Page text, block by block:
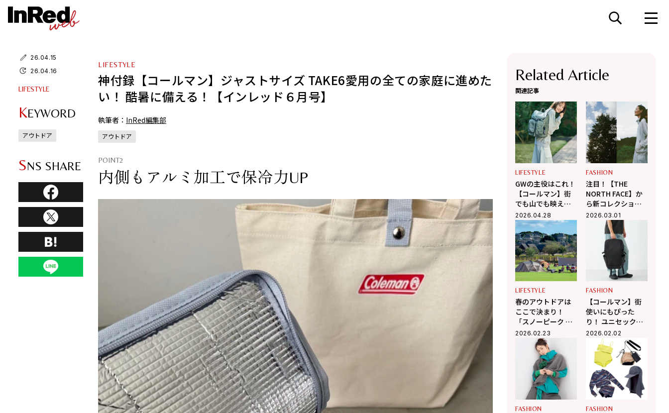
LIFESTYLE
神付録【コールマン】ジャストサイズ TAKE6愛用の全ての家庭に進めた
い！ 酷暑に備える！【インレッド６月号】
執筆者： InRed編集部
アウトドア
POINT2
内側もアルミ加工で保冷力UP
26.04.15
26.04.16
LIFESTYLE
KEYWORD
アウトドア
SNS SHARE
Related Article
関連記事
LIFESTYLE
GWの主役はこれ！
【コールマン】街
でも山でも映える
名品リュック＆厳
選ギア
2026.04.28
FASHION
注目！【THE
NORTH FACE】か
ら新コレクション
がデビュー！ 機能
性と軽快さがあり
ながら都市生活や
日常のシーンにマ
ッチするラインナ
2026.03.01
LIFESTYLE
春のアウトドアは
ここで決まり！
「スノーピーク グ
ラウンズ 吉野ヶ
里」が新オープン
2026.02.23
FASHION
【コールマン】街
使いにもぴった
り！ ユニセックス
で使えるバッグ全7
モデルをチェッ
ク！
2026.02.02
FASHION FASHION